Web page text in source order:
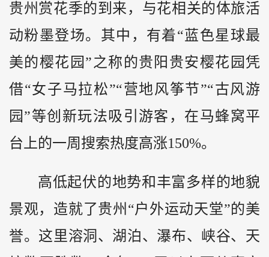
贵州赏花季的到来，与花相关的体旅活
动粉墨登场。其中，有着“蓝色星球最
美的樱花园”之称的贵阳贵安樱花园凭
借“女子马拉松”“营地风筝节”“古风游
园”等创新玩法吸引游客，在马蜂窝平
台上的一周搜索热度高涨150%。
高低起伏的地势和丰富多样的地貌
景观，造就了贵州“户外运动天堂”的美
誉。这里溶洞、湖泊、瀑布、峡谷、天